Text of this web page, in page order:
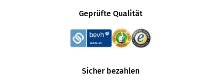
Geprüfte Qualität
Sicher bezahlen